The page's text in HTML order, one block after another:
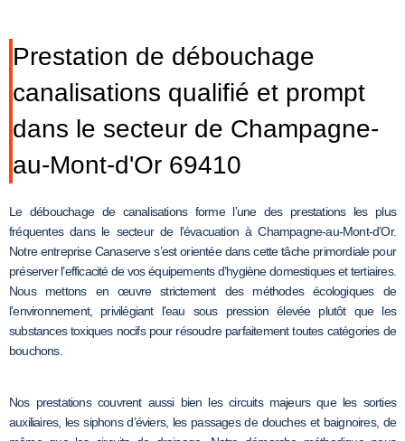
Prestation de débouchage
canalisations qualifié et prompt
dans le secteur de Champagne-
au-Mont-d'Or 69410
Le débouchage de canalisations forme l’une des prestations les plus
fréquentes dans le secteur de l’évacuation à Champagne-au-Mont-d’Or.
Notre entreprise Canaserve s’est orientée dans cette tâche primordiale pour
préserver l’efficacité de vos équipements d’hygiène domestiques et tertiaires.
Nous mettons en œuvre strictement des méthodes écologiques de
l’environnement, privilégiant l’eau sous pression élevée plutôt que les
substances toxiques nocifs pour résoudre parfaitement toutes catégories de
bouchons.
Nos prestations couvrent aussi bien les circuits majeurs que les sorties
auxiliaires, les siphons d’éviers, les passages de douches et baignoires, de